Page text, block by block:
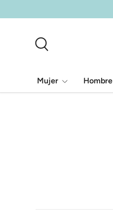
Ir al contenido
Mujer Hombre